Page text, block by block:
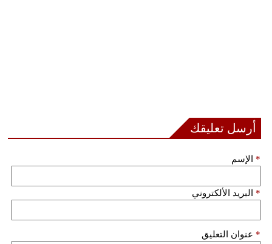
مدوَّنات
أبراج
سيارات
أرسل تعليقك
الإسم *
البريد الألكتروني *
عنوان التعليق *